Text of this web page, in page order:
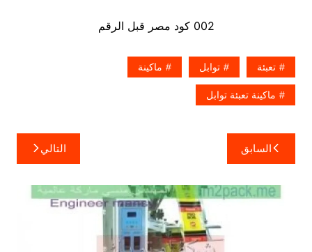
002 كود مصر قبل الرقم
تعبئة توابل ماكينة
ماكينة تعبئة توابل
تصفّح
المقالات
السابق التالي